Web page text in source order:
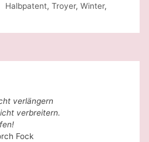
Halbpatent, Troyer, Winter,
verlängern
verbreitern.
Fock